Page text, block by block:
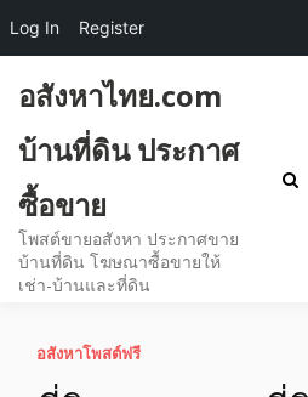
content
อสังหาไทย.com
บ้านที่ดิน ประกาศ
ซื้อขาย
โพสต์ขายอสังหา ประกาศขาย
บ้านที่ดิน โฆษณาซื้อขายให้
เช่า-บ้านและที่ดิน
อสังหาโพสต์ฟรี
Log In Register